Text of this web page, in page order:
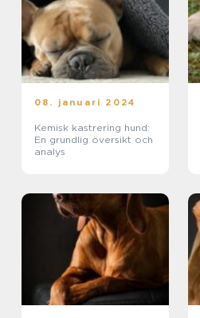
08. januari 2024
Kemisk kastrering hund:
En grundlig översikt och
analys